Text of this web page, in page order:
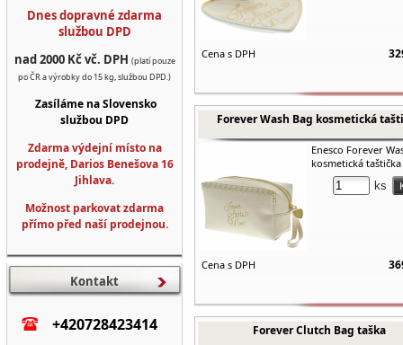
Cena s DPH
Forever Wash Bag kosmetická
Enesco Forever
kosmetická taštička
ks
Cena s DPH
Forever Clutch Bag taška
Dnes dopravné zdarma
službou DPD
nad 2000 Kč vč. DPH (platí pouze
po ČR a výrobky do 15 kg, službou DPD.)
Zasíláme na Slovensko
službou DPD
Zdarma výdejní místo na
prodejně, Darios Benešova 16
Jihlava.
Možnost parkovat zdarma
přímo před naší prodejnou.
Kontakt
+420728423414